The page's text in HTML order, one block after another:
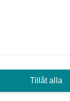
Tillåt alla